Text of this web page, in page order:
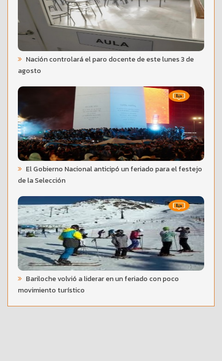
Nación controlará el paro docente de este lunes 3 de
agosto
El Gobierno Nacional anticipó un feriado para el festejo
de la Selección
Bariloche volvió a liderar en un feriado con poco
movimiento turístico